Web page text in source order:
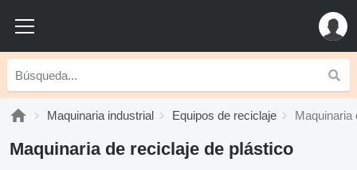
Maquinaria industrial Equipos de reciclaje Maquinaria
Maquinaria de reciclaje de plástico